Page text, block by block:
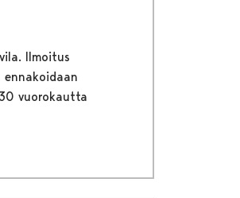
Ilmoitus
vuorokautta